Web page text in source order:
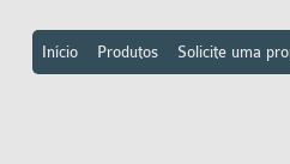
Início Produtos Solicite uma